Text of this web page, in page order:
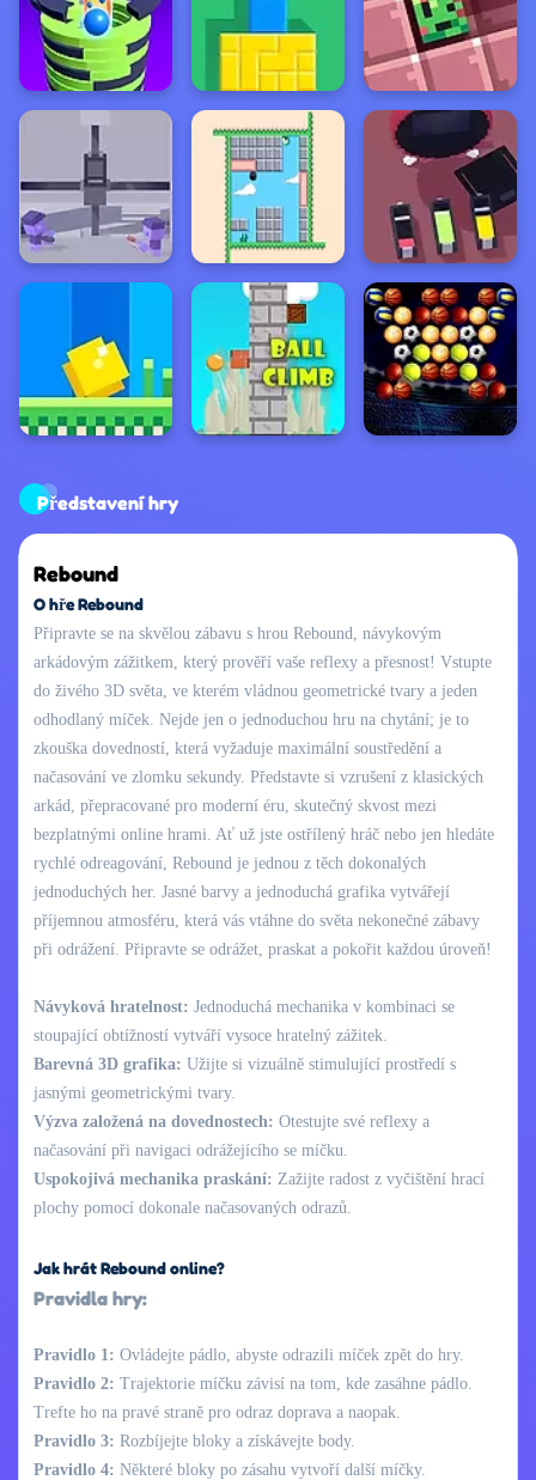
Představení hry
Rebound
O hře Rebound
Připravte se na skvělou zábavu s hrou Rebound, návykovým
arkádovým zážitkem, který prověří vaše reflexy a přesnost! Vstupte
do živého 3D světa, ve kterém vládnou geometrické tvary a jeden
odhodlaný míček. Nejde jen o jednoduchou hru na chytání; je to
zkouška dovedností, která vyžaduje maximální soustředění a
načasování ve zlomku sekundy. Představte si vzrušení z klasických
arkád, přepracované pro moderní éru, skutečný skvost mezi
bezplatnými online hrami. Ať už jste ostřílený hráč nebo jen hledáte
rychlé odreagování, Rebound je jednou z těch dokonalých
jednoduchých her. Jasné barvy a jednoduchá grafika vytvářejí
příjemnou atmosféru, která vás vtáhne do světa nekonečné zábavy
při odrážení. Připravte se odrážet, praskat a pokořit každou úroveň!
Návyková hratelnost: Jednoduchá mechanika v kombinaci se
stoupající obtížností vytváří vysoce hratelný zážitek.
Barevná 3D grafika: Užijte si vizuálně stimulující prostředí s
jasnými geometrickými tvary.
Výzva založená na dovednostech: Otestujte své reflexy a
načasování při navigaci odrážejícího se míčku.
Uspokojivá mechanika praskání: Zažijte radost z vyčištění hrací
plochy pomocí dokonale načasovaných odrazů.
Jak hrát Rebound online?
Pravidla hry:
Pravidlo 1: Ovládejte pádlo, abyste odrazili míček zpět do hry.
Pravidlo 2: Trajektorie míčku závisí na tom, kde zasáhne pádlo.
Trefte ho na pravé straně pro odraz doprava a naopak.
Pravidlo 3: Rozbíjejte bloky a získávejte body.
Pravidlo 4: Některé bloky po zásahu vytvoří další míčky.